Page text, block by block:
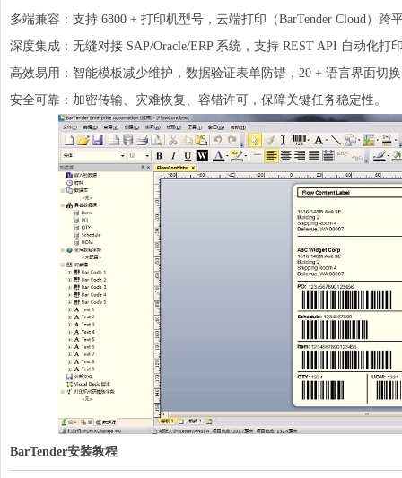
多端兼容：支持 6800 + 打印机型号，云端打印（BarTender Cloud）跨
深度集成：无缝对接 SAP/Oracle/ERP 系统，支持 REST API 自动化打
高效易用：智能模板减少维护，数据验证表单防错，20 + 语言界面切
安全可靠：加密传输、灾难恢复、容错许可，保障关键任务稳定性。
BarTender安装教程